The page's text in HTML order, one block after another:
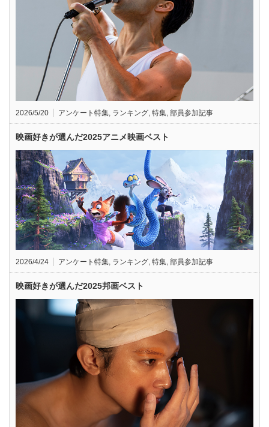
2026/5/20 アンケート特集, ランキング, 特集, 部員参加記事
映画好きが選んだ2025アニメ映画ベスト
2026/4/24 アンケート特集, ランキング, 特集, 部員参加記事
映画好きが選んだ2025邦画ベスト